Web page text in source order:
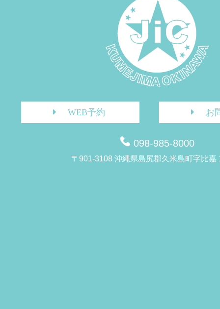
WEB予約 お
098-985-8000
〒901-3108 沖縄県島尻郡久米島町字比嘉